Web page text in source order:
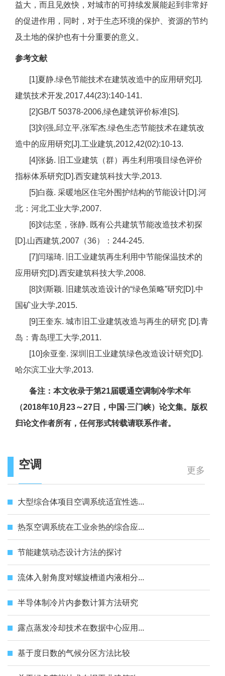
益大，而且见效快，对城市的可持续发展能起到非常好
的促进作用，同时，对于生态环境的保护、资源的节约
及土地的保护也有十分重要的意义。
参考文献
[1]夏静.绿色节能技术在建筑改造中的应用研究[J].
建筑技术开发,2017,44(23):140-141.
[2]GB/T 50378-2006,绿色建筑评价标准[S].
[3]刘强,邱立平,张军杰.绿色生态节能技术在建筑改
造中的应用研究[J].工业建筑,2012,42(02):10-13.
[4]张扬. 旧工业建筑（群）再生利用项目绿色评价
指标体系研究[D].西安建筑科技大学,2013.
[5]白薇. 采暖地区住宅外围护结构的节能设计[D].河
北：河北工业大学,2007.
[6]刘志坚，张静. 既有公共建筑节能改造技术初探
[D].山西建筑,2007（36）：244-245.
[7]闫瑞琦. 旧工业建筑再生利用中节能保温技术的
应用研究[D].西安建筑科技大学,2008.
[8]刘斯颖. 旧建筑改造设计的“绿色策略”研究[D].中
国矿业大学,2015.
[9]王奎东. 城市旧工业建筑改造与再生的研究 [D].青
岛：青岛理工大学,2011.
[10]余亚奎. 深圳旧工业建筑绿色改造设计研究[D].
哈尔滨工业大学,2013.
备注：本文收录于第21届暖通空调制冷学术年
（2018年10月23～27日，中国·三门峡）论文集。版权
归论文作者所有，任何形式转载请联系作者。
空调 更多
大型综合体项目空调系统适宜性选...
热泵空调系统在工业余热的综合应...
节能建筑动态设计方法的探讨
流体入射角度对螺旋槽道内液相分...
半导体制冷片内参数计算方法研究
露点蒸发冷却技术在数据中心应用...
基于度日数的气候分区方法比较